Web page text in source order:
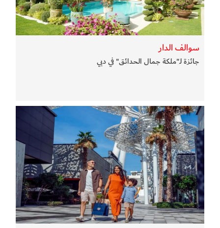
سوالف الدار
جائزة لـ"ملكة جمال الحدائق" في دبي